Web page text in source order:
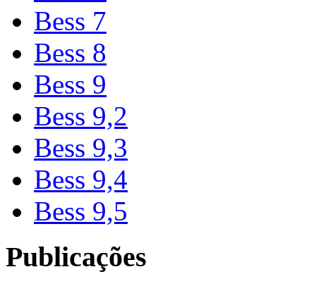
Bess 7
Bess 8
Bess 9
Bess 9,2
Bess 9,3
Bess 9,4
Bess 9,5
Publicações